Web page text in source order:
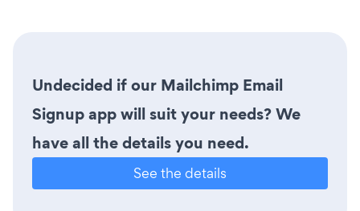
Undecided if our Mailchimp Email
Signup app will suit your needs? We
have all the details you need.
See the details